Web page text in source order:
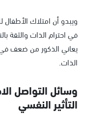
ويبدو أن امتلاك
في احترام الذات والثقة
يعاني الذكور من ضعف في
الذات.
وسائل التواصل
التأثير النفسي